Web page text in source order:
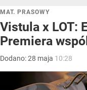
MAT. PRASOWY
Vistula x LOT:
Premiera
Dodano:28 maja 10:28